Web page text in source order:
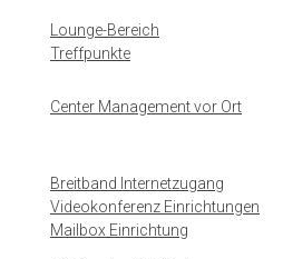
Lounge-Bereich
Treffpunkte
Center Management vor Ort
Breitband Internetzugang
Videokonferenz Einrichtungen
Mailbox Einrichtung